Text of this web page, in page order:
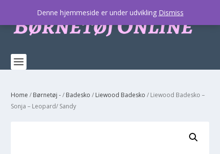
Home / Børnetøj -/ Badesko / Liewood Badesko / Liewood Badesko –
Sonja – Leopard/ Sandy
Denne hjemmeside er under udvikling Dismiss